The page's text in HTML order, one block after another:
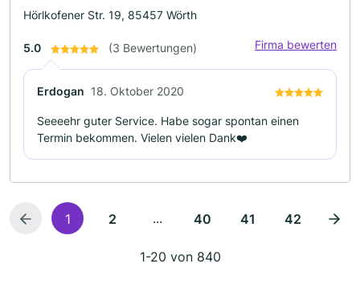
Hörlkofener Str. 19, 85457 Wörth
5.0 (3 Bewertungen) Firma bewerten
Erdogan 18. Oktober 2020
Seeeehr guter Service. Habe sogar spontan einen
Termin bekommen. Vielen vielen Dank❤️
1 2 ... 40 41 42
1-20 von 840